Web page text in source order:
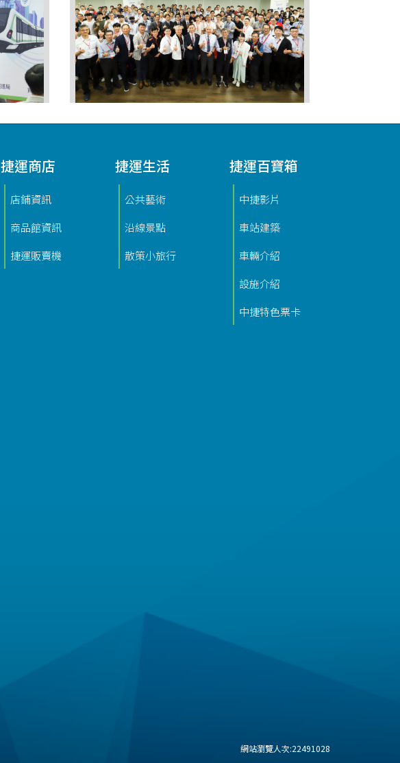
捷運商店
店鋪資訊
商品館資訊
捷運販賣機
捷運生活
公共藝術
沿線景點
散策小旅行
捷運百寶箱
中捷影片
車站建築
車輛介紹
設施介紹
中捷特色票卡
網站瀏覽人次:22491028